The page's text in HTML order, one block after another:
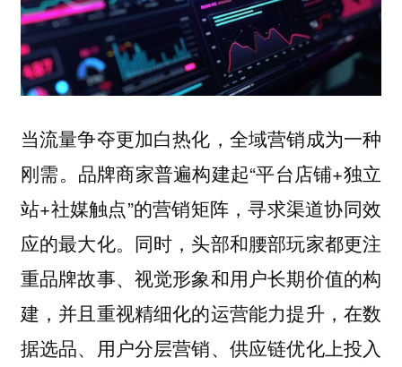
当流量争夺更加白热化，全域营销成为一种
刚需。品牌商家普遍构建起“平台店铺+独立
站+社媒触点”的营销矩阵，寻求渠道协同效
应的最大化。同时，头部和腰部玩家都更注
重品牌故事、视觉形象和用户长期价值的构
建，并且重视精细化的运营能力提升，在数
据选品、用户分层营销、供应链优化上投入